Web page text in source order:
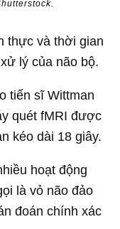
thực và thời gian
lý của não bộ.
tiến sĩ Wittman
quét fMRI được
kéo dài 18 giây.
hoạt động
là vỏ não đảo
đoán chính xác